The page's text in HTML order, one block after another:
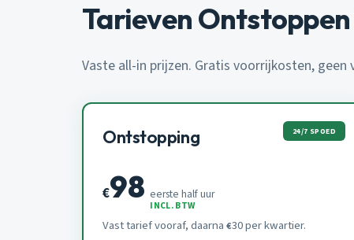
Tarieven
Vaste all-in prijzen. Gratis voorrijkosten, geen
Ontstopping 24/7 SPOED
€98 eerste half uur
INCL. BTW
Vast tarief vooraf, daarna €30 per kwartier.